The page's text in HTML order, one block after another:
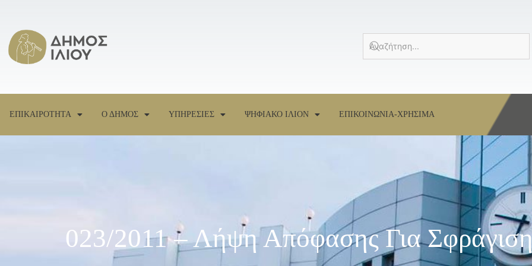
ΕΠΙΚΑΙΡΟΤΗΤΑ Ο ΔΗΜΟΣ ΥΠΗΡΕΣΙΕΣ ΨΗΦΙΑΚΟ ΙΛΙΟΝ ΕΠΙΚΟΙΝΩΝΙΑ-ΧΡΗΣΙΜΑ
023/2011 – Λήψη Απόφασης Για